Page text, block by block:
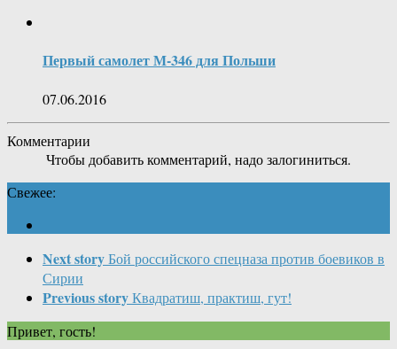
Первый самолет М-346 для Польши
07.06.2016
Комментарии
Чтобы добавить комментарий, надо залогиниться.
Свежее:
Next storyБой российского спецназа против боевиков в
Сирии
Previous storyКвадратиш, практиш, гут!
Привет, гость!